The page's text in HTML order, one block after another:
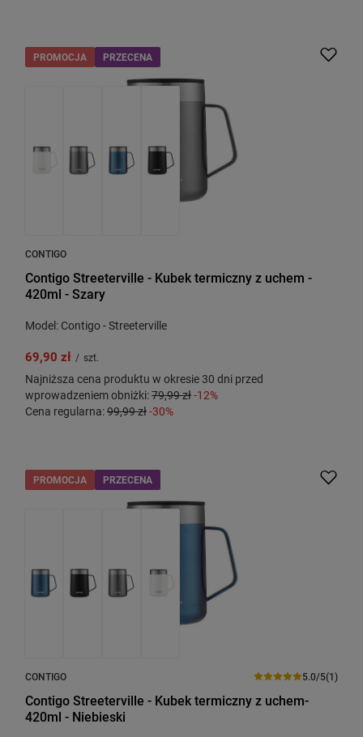
PROMOCJA PRZECENA
CONTIGO
Contigo Streeterville - Kubek termiczny z uchem -
420ml - Szary
Model: Contigo - Streeterville
69,90 zł / szt.
Najniższa cena produktu w okresie 30 dni przed
wprowadzeniem obniżki:79,99 zł-12%
Cena regularna:99,99 zł-30%
PROMOCJA PRZECENA
CONTIGO 5.0/5(1)
Contigo Streeterville - Kubek termiczny z uchem-
420ml - Niebieski